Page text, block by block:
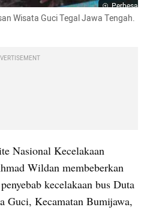
Perbesar
Wisata Guci Tegal Jawa Tengah.
Nasional Kecelakaan
Wildan membeberkan
kecelakaan bus Duta
Guci, Kecamatan Bumijawa,